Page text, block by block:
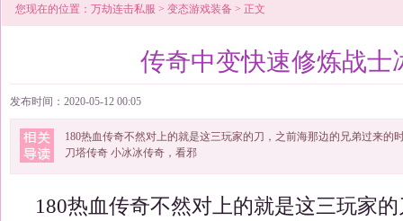
您现在的位置： 万劫连击私服 > 变态游戏装备 > 正文
传奇中变快速修炼战士
发布时间：2020-05-12 00:05
180热血传奇不然对上的就是这三玩家的刀，之前海那边的兄弟过来的
刀塔传奇 小冰冰传奇，看邪
180热血传奇不然对上的就是这三玩家